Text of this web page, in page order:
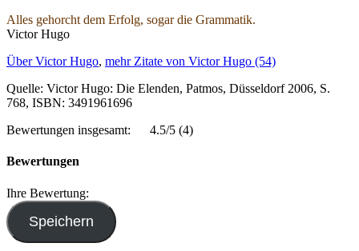
Alles gehorcht dem Erfolg, sogar die Grammatik.
Victor Hugo
Über Victor Hugo, mehr Zitate von Victor Hugo (54)
Quelle: Victor Hugo: Die Elenden, Patmos, Düsseldorf 2006, S.
768, ISBN: 3491961696
Bewertungen insgesamt:
4.5/5 (4)
Bewertungen
Ihre Bewertung: